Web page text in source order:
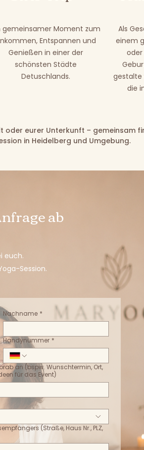
gemeinsamer Moment zum
Entspannen und
Genießen in einer der
schönsten Städte
Detuschlands.
Als
einem
oder
gestalte
die
oder eurer Unterkunft – gemeinsam
in Heidelberg und Umgebung.
ab
euch.
Session.
Nachname *
Handynummer *
an (bspw. Wunschtermin, Ort,
für das Event)
(Straße, Haus Nr., PLZ,